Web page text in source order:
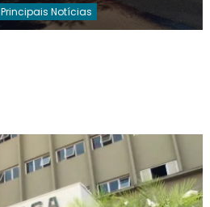
Principais Notícias